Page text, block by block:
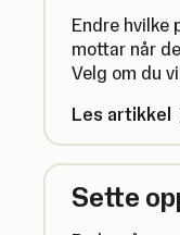
Endre hvilke
mottar når
Velg om du
rediger
mottar.
Les artikkel
Sette